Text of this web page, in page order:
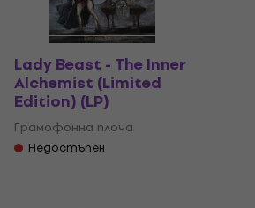
Lady Beast - The Inner
Alchemist (Limited
Edition) (LP)
Грамофонна плоча
Недостъпен